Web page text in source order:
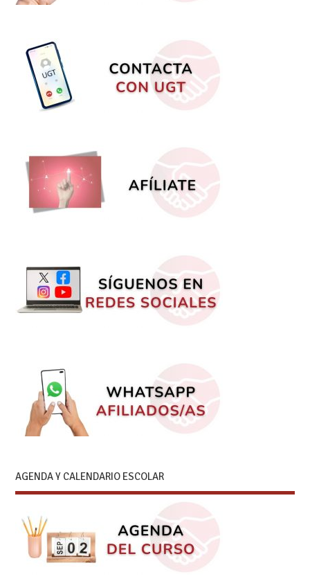
AGENDA Y CALENDARIO ESCOLAR